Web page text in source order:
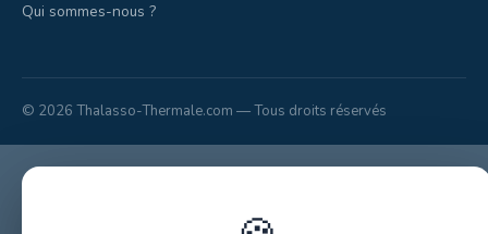
Qui sommes-nous ?
© 2026 Thalasso-Thermale.com — Tous droits réservés